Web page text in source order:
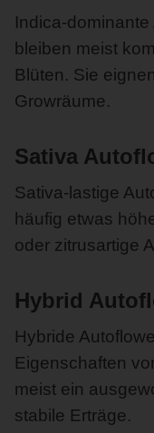
Indica-
bleiben meist
Blüten. Sie
Growräume.
Sativa
Sativa-lastige
häufig etwas
oder zitrusartige
Hybrid
Hybride
Eigenschaften
meist ein
stabile Erträge.